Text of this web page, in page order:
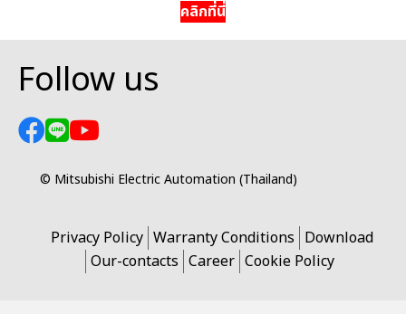
คลิกที่นี่
Follow us
© Mitsubishi Electric Automation (Thailand)
Privacy Policy Warranty Conditions Download
Our-contacts Career Cookie Policy